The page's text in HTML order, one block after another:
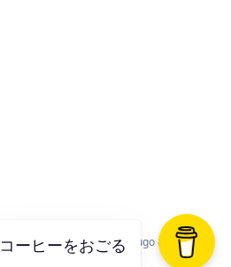
Powered by Hugo& Blowfish
コーヒーをおごる